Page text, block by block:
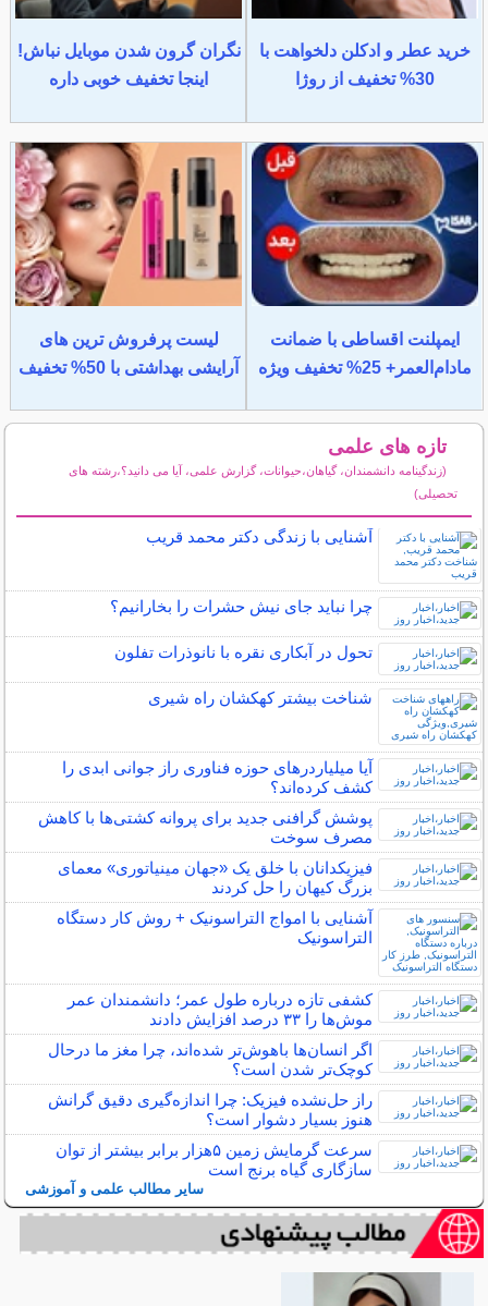
خرید عطر و ادکلن دلخواهت با
30% تخفیف از روژا
نگران گرون شدن موبایل نباش!
اینجا تخفیف خوبی داره
ایمپلنت اقساطی با ضمانت
مادام‌العمر+ 25% تخفیف ویژه
لیست پرفروش ترین های
آرایشی بهداشتی با 50% تخفیف
تازه های علمی
(زندگینامه دانشمندان، گیاهان،حیوانات، گزارش علمی، آیا می دانید؟،رشته های
تحصیلی)
آشنایی با زندگی دکتر محمد قریب
چرا نباید جای نیش حشرات را بخارانیم؟
تحول در آبکاری نقره با نانوذرات تفلون
شناخت بیشتر کهکشان راه شیری
آیا میلیاردرهای حوزه فناوری راز جوانی ابدی را
کشف کرده‌اند؟
پوشش گرافنی جدید برای پروانه کشتی‌ها با کاهش
مصرف سوخت
فیزیکدانان با خلق یک «جهان مینیاتوری» معمای
بزرگ کیهان را حل کردند
آشنایی با امواج التراسونیک + روش کار دستگاه
التراسونیک
کشفی تازه درباره طول عمر؛ دانشمندان عمر
موش‌ها را ۳۳ درصد افزایش دادند
اگر انسان‌ها باهوش‌تر شده‌اند، چرا مغز ما درحال
کوچک‌تر شدن است؟
راز حل‌نشده فیزیک: چرا اندازه‌گیری دقیق گرانش
هنوز بسیار دشوار است؟
سرعت گرمایش زمین ۵هزار برابر بیشتر از توان
سازگاری گیاه برنج است
سایر مطالب علمی و آموزشی